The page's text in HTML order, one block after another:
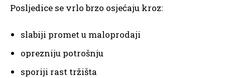
Posljedice se vrlo brzo osjećaju kroz:
slabiji promet u maloprodaji
oprezniju potrošnju
sporiji rast tržišta